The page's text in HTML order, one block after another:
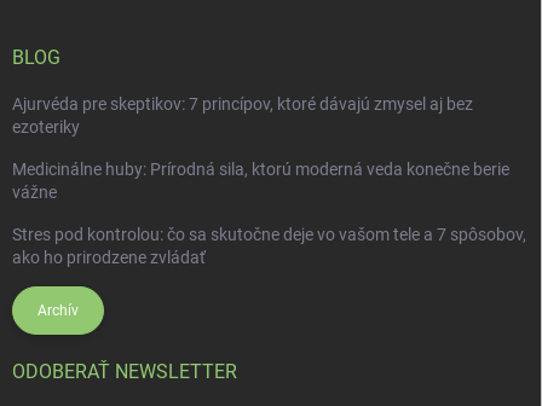
BLOG
Ajurvéda pre skeptikov: 7 princípov, ktoré dávajú zmysel aj bez
ezoteriky
Medicinálne huby: Prírodná sila, ktorú moderná veda konečne berie
vážne
Stres pod kontrolou: čo sa skutočne deje vo vašom tele a 7 spôsobov,
ako ho prirodzene zvládať
Archív
ODOBERAŤ NEWSLETTER